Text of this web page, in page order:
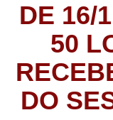
DE 16/
50
DO